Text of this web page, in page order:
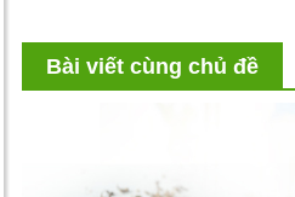
Bài viết cùng chủ đề